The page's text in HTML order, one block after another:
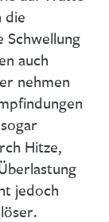
die
Schwellung
auch
nehmen
Hitze,
jedoch